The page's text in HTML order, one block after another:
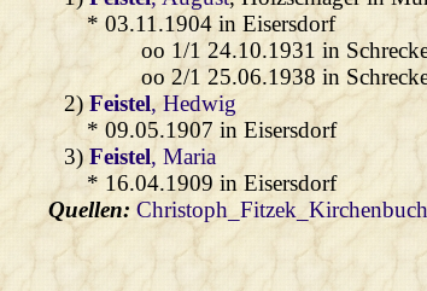
* 03.11.1904 in Eisersdorf
oo 1/1 24.10.1931 in
oo 2/1 25.06.1938 in
2)Feistel, Hedwig
* 09.05.1907 in Eisersdorf
3)Feistel, Maria
* 16.04.1909 in Eisersdorf
Quellen: